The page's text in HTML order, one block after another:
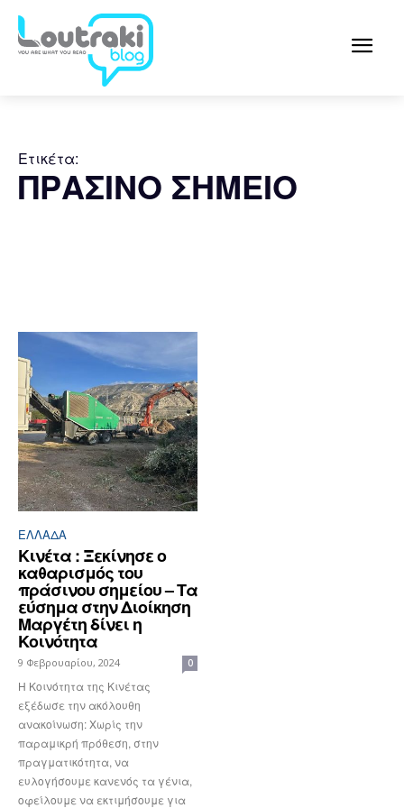
Ετικέτα:
ΠΡΑΣΙΝΟ ΣΗΜΕΙΟ
ΕΛΛΆΔΑ
Κινέτα : Ξεκίνησε ο
καθαρισμός του
πράσινου σημείου – Τα
εύσημα στην Διοίκηση
Μαργέτη δίνει η
Κοινότητα
9 Φεβρουαρίου, 2024 0
Η Κοινότητα της Κινέτας
εξέδωσε την ακόλουθη
ανακοίνωση: Χωρίς την
παραμικρή πρόθεση, στην
πραγματικότητα, να
ευλογήσουμε κανενός τα γένια,
οφείλουμε να εκτιμήσουμε για